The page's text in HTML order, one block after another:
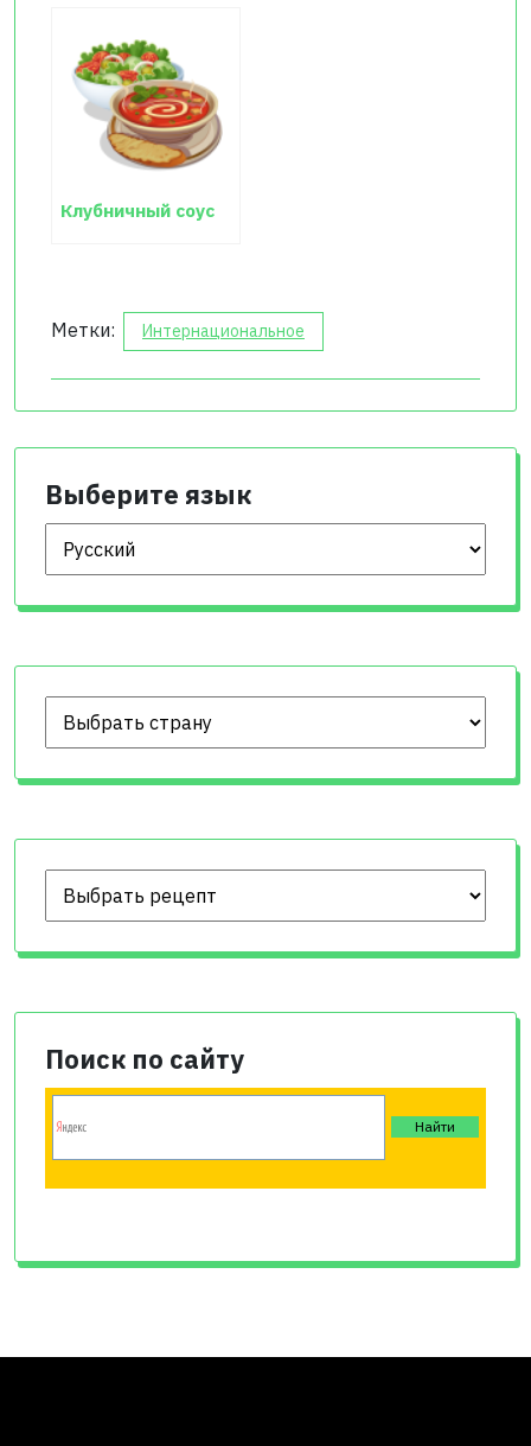
Клубничный соус
Метки: Интернациональное
Выберите язык
Выберите язык
Поиск по сайту